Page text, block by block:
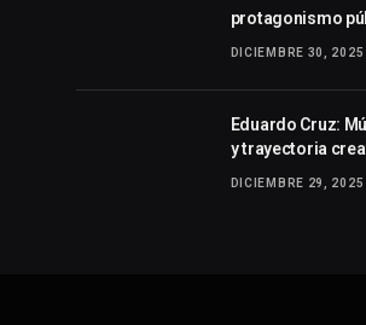
protagonismo
DICIEMBRE 30, 2025
Eduardo Cruz:
y trayectoria
DICIEMBRE 29, 2025